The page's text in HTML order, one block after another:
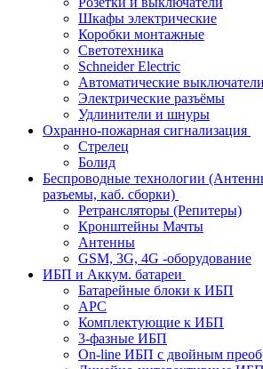
Шкафы электрические
Коробки монтажные
Светотехника
Schneider Electric
Автоматические выключатели
Электрические разъёмы
Удлинители и шнуры
Охранно-пожарная сигнализация
Стрелец
Болид
Беспроводные технологии
разъемы, каб. сборки)
Ретрансляторы (Репитеры)
Кронштейны Мачты
Антенны
GSM, 3G, 4G -оборудование
ИБП и Аккум. батареи
Батарейные блоки к ИБП
APC
Комплектующие к ИБП
3-фазные ИБП
On-line ИБП с двойным